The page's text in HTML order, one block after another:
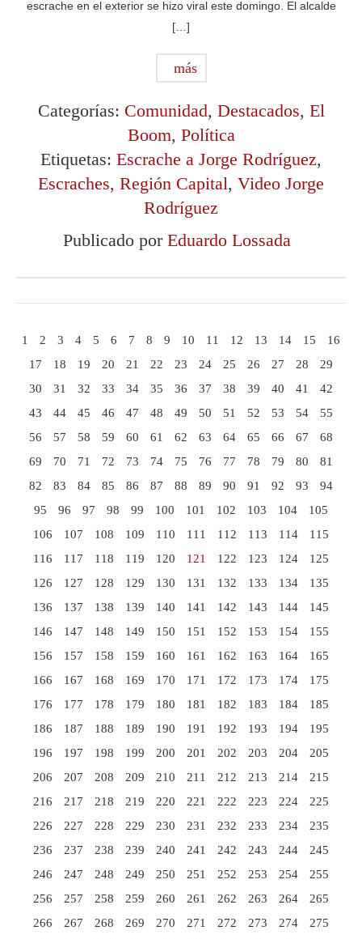
escrache en el exterior se hizo viral este domingo. El alcalde
[…]
más
Categorías: Comunidad, Destacados, El
Boom, Política
Etiquetas: Escrache a Jorge Rodríguez,
Escraches, Región Capital, Video Jorge
Rodríguez
Publicado por Eduardo Lossada
1 2 3 4 5 6 7 8 9 10 11 12 13 14 15
16
17
18 19 20 21 22 23 24 25 26 27 28
29
30
31 32 33 34 35 36 37 38 39 40 41
42
43
44 45 46 47 48 49 50 51 52 53 54
55
56
57 58 59 60 61 62 63 64 65 66 67
68
69
70 71 72 73 74 75 76 77 78 79 80
81
82
83 84 85 86 87 88 89 90 91 92 93
94
95
96 97 98 99 100 101 102 103 104
105
106
107 108 109 110 111 112 113 114
115
116
117 118 119 120 121 122 123 124
125
126
127 128 129 130 131 132 133 134
135
136
137 138 139 140 141 142 143 144
145
146
147 148 149 150 151 152 153 154
155
156
157 158 159 160 161 162 163 164
165
166
167 168 169 170 171 172 173 174
175
176
177 178 179 180 181 182 183 184
185
186
187 188 189 190 191 192 193 194
195
196
197 198 199 200 201 202 203 204
205
206
207 208 209 210 211 212 213 214
215
216
217 218 219 220 221 222 223 224
225
226
227 228 229 230 231 232 233 234
235
236
237 238 239 240 241 242 243 244
245
246
247 248 249 250 251 252 253 254
255
256
257 258 259 260 261 262 263 264
265
266
267 268 269 270 271 272 273 274
275